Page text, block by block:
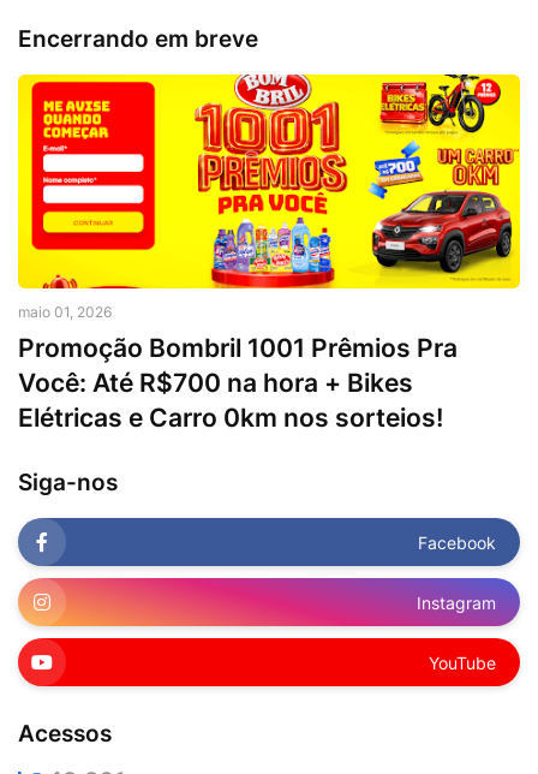
Encerrando em breve
maio 01, 2026
Promoção Bombril 1001 Prêmios Pra
Você: Até R$700 na hora + Bikes
Elétricas e Carro 0km nos sorteios!
Siga-nos
Facebook
Instagram
YouTube
Acessos